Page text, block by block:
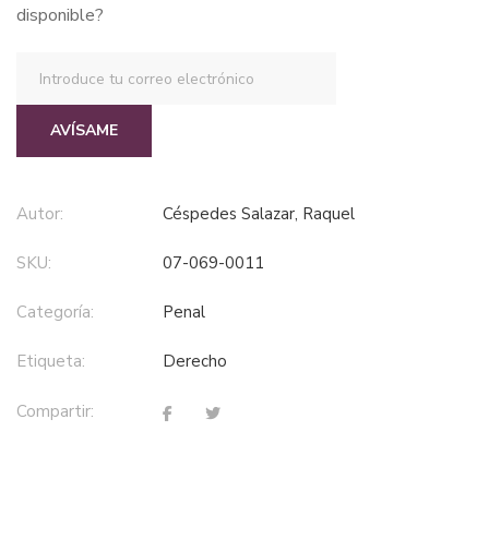
disponible?
AVÍSAME
Autor: Céspedes Salazar, Raquel
SKU: 07-069-0011
Categoría: penal
Etiqueta: derecho
Compartir: